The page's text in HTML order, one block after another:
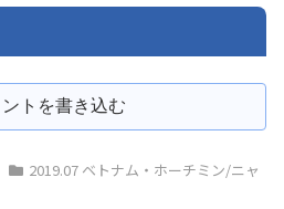
ントを書き込む
2019.07 ベトナム・ホーチミン/ニャ